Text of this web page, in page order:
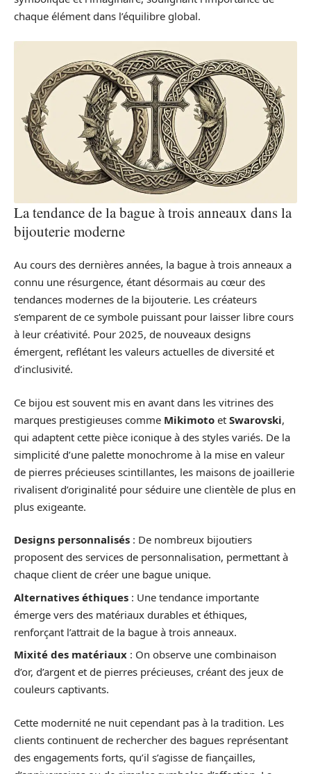
chaque élément dans l’équilibre global.
La tendance de la bague à trois anneaux dans la
bijouterie moderne
Au cours des dernières années, la bague à trois anneaux a
connu une résurgence, étant désormais au cœur des
tendances modernes de la bijouterie. Les créateurs
s’emparent de ce symbole puissant pour laisser libre cours
à leur créativité. Pour 2025, de nouveaux designs
émergent, reflétant les valeurs actuelles de diversité et
d’inclusivité.
Ce bijou est souvent mis en avant dans les vitrines des
marques prestigieuses comme Mikimoto et Swarovski,
qui adaptent cette pièce iconique à des styles variés. De la
simplicité d’une palette monochrome à la mise en valeur
de pierres précieuses scintillantes, les maisons de joaillerie
rivalisent d’originalité pour séduire une clientèle de plus en
plus exigeante.
Designs personnalisés : De nombreux bijoutiers
proposent des services de personnalisation, permettant à
chaque client de créer une bague unique.
Alternatives éthiques : Une tendance importante
émerge vers des matériaux durables et éthiques,
renforçant l’attrait de la bague à trois anneaux.
Mixité des matériaux : On observe une combinaison
d’or, d’argent et de pierres précieuses, créant des jeux de
couleurs captivants.
Cette modernité ne nuit cependant pas à la tradition. Les
clients continuent de rechercher des bagues représentant
des engagements forts, qu’il s’agisse de fiançailles,